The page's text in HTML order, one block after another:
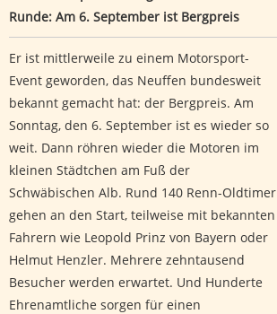
Runde: Am 6. September ist Bergpreis
Er ist mittlerweile zu einem Motorsport-
Event geworden, das Neuffen bundesweit
bekannt gemacht hat: der Bergpreis. Am
Sonntag, den 6. September ist es wieder so
weit. Dann röhren wieder die Motoren im
kleinen Städtchen am Fuß der
Schwäbischen Alb. Rund 140 Renn-Oldtimer
gehen an den Start, teilweise mit bekannten
Fahrern wie Leopold Prinz von Bayern oder
Helmut Henzler. Mehrere zehntausend
Besucher werden erwartet. Und Hunderte
Ehrenamtliche sorgen für einen